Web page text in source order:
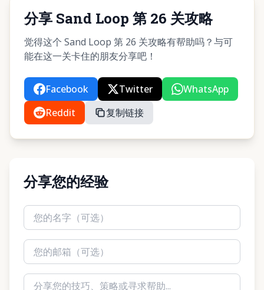
分享 Sand Loop 第 26 关攻略
觉得这个 Sand Loop 第 26 关攻略有帮助吗？与可
能在这一关卡住的朋友分享吧！
Facebook Twitter
WhatsApp
Reddit
复制链接
分享您的经验